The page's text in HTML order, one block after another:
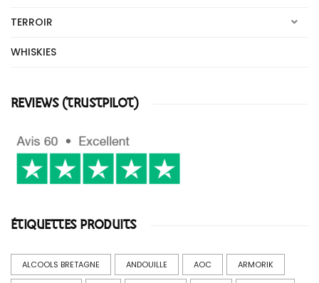
TERROIR
WHISKIES
REVIEWS (TRUSTPILOT)
ÉTIQUETTES PRODUITS
ALCOOLS BRETAGNE ANDOUILLE AOC ARMORIK